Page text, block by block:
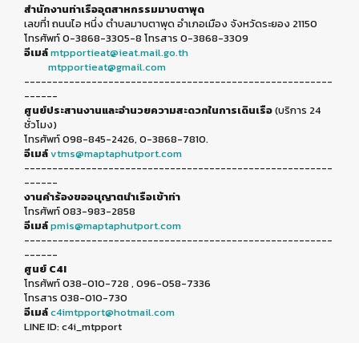
สำนักงานท่าเรืออุตสาหกรรมมาบตาพุด
เลขที่1 ถนนไอ หนึ่ง ตำบลมาบตาพุด อำเภอเมือง จังหวัดระยอง 21150
โทรศัพท์ 0-3868-3305-8 โทรสาร 0-3868-3309
อีเมล์mtpportieat@ieat.mail.go.th
mtpportieat@gmail.com
-------------------------------------------------------
------
ศูนย์ประสานงานและอำนวยความสะดวกในการเดินเรือ(บริการ 24
ชั่วโมง)
โทรศัพท์ 098-845-2426, 0-3868-7810.
อีเมล์vtms@maptaphutport.com
-------------------------------------------------------
------
งานคำร้องขออนุญาตนำเรือเข้าท่า
โทรศัพท์ 083-983-2858
อีเมล์pmis@maptaphutport.com
-------------------------------------------------------
------
ศูนย์ C4I
โทรศัพท์ 038-010-728 , 096-058-7336
โทรสาร 038-010-730
อีเมล์c4imtpport@hotmail.com
LINE ID: c4i_mtpport